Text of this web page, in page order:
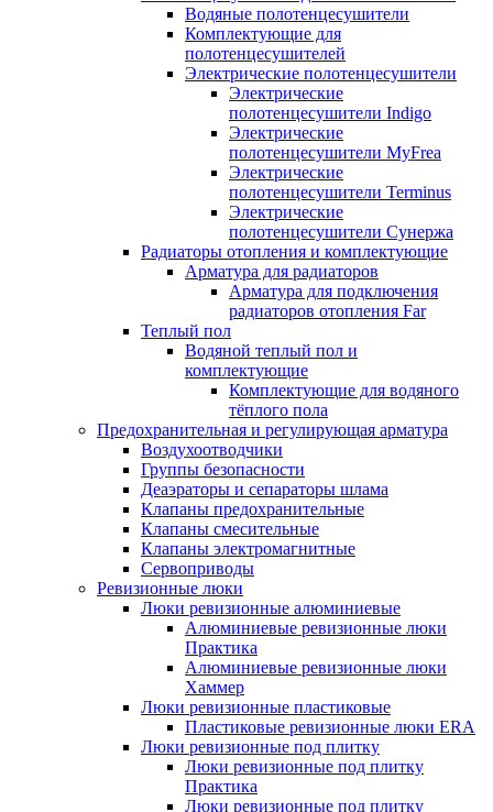
Водяные полотенцесушители
Комплектующие для
полотенцесушителей
Электрические полотенцесушители
Электрические
полотенцесушители Indigo
Электрические
полотенцесушители MyFrea
Электрические
полотенцесушители Terminus
Электрические
полотенцесушители Сунержа
Радиаторы отопления и комплектующие
Арматура для радиаторов
Арматура для подключения
радиаторов отопления Far
Теплый пол
Водяной теплый пол и
комплектующие
Комплектующие для водяного
тёплого пола
Предохранительная и регулирующая арматура
Воздухоотводчики
Группы безопасности
Деаэраторы и сепараторы шлама
Клапаны предохранительные
Клапаны смесительные
Клапаны электромагнитные
Сервоприводы
Ревизионные люки
Люки ревизионные алюминиевые
Алюминиевые ревизионные люки
Практика
Алюминиевые ревизионные люки
Хаммер
Люки ревизионные пластиковые
Пластиковые ревизионные люки ERA
Люки ревизионные под плитку
Люки ревизионные под плитку
Практика
Люки ревизионные под плитку